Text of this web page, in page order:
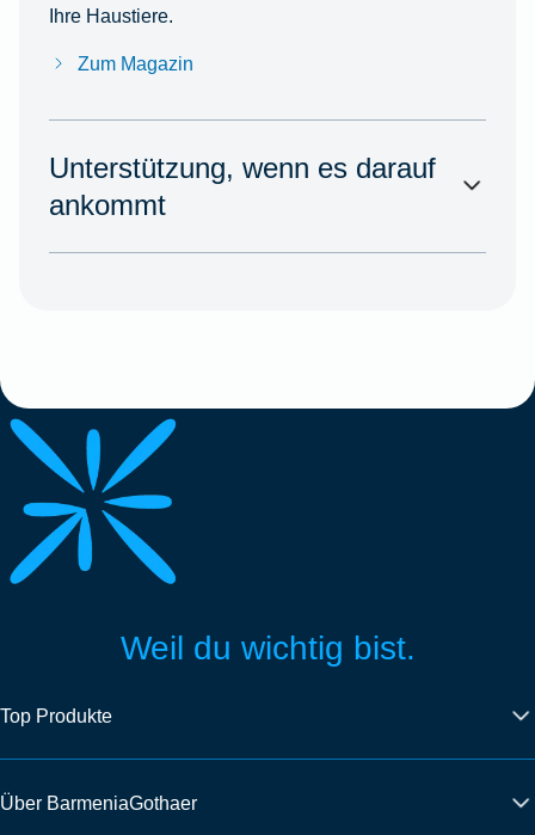
Ihre Haustiere.
Zum Magazin
Unterstützung, wenn es darauf
ankommt
Weil du wichtig bist.
Top Produkte
Über BarmeniaGothaer